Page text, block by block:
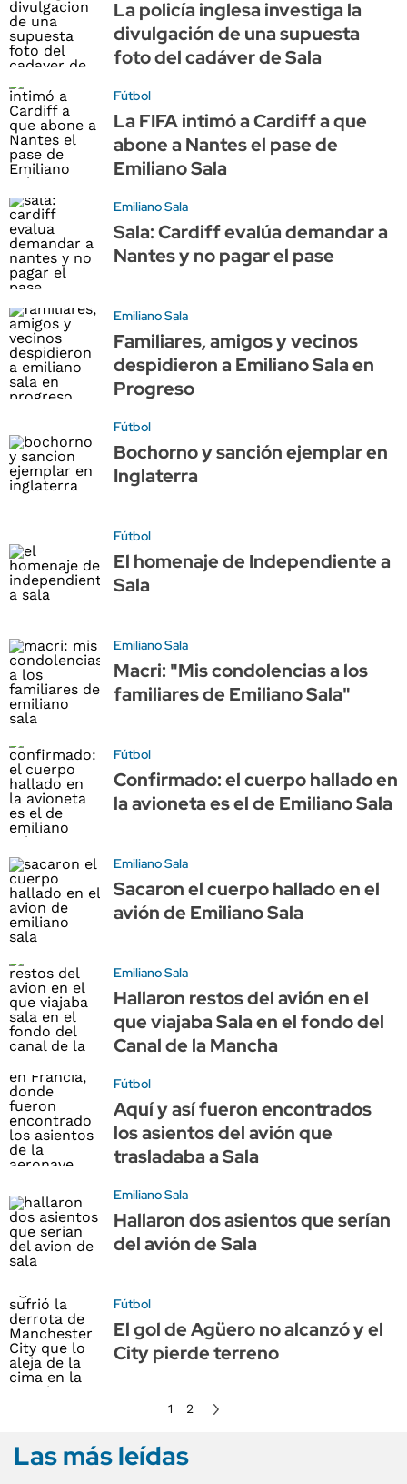
La policía inglesa investiga la
divulgación de una supuesta
foto del cadáver de Sala
Fútbol
La FIFA intimó a Cardiff a que
abone a Nantes el pase de
Emiliano Sala
Emiliano Sala
Sala: Cardiff evalúa demandar a
Nantes y no pagar el pase
Emiliano Sala
Familiares, amigos y vecinos
despidieron a Emiliano Sala en
Progreso
Fútbol
Bochorno y sanción ejemplar en
Inglaterra
Fútbol
El homenaje de Independiente a
Sala
Emiliano Sala
Macri: "Mis condolencias a los
familiares de Emiliano Sala"
Fútbol
Confirmado: el cuerpo hallado en
la avioneta es el de Emiliano Sala
Emiliano Sala
Sacaron el cuerpo hallado en el
avión de Emiliano Sala
Emiliano Sala
Hallaron restos del avión en el
que viajaba Sala en el fondo del
Canal de la Mancha
Fútbol
Aquí y así fueron encontrados
los asientos del avión que
trasladaba a Sala
Emiliano Sala
Hallaron dos asientos que serían
del avión de Sala
Fútbol
El gol de Agüero no alcanzó y el
City pierde terreno
1 2
Las más leídas